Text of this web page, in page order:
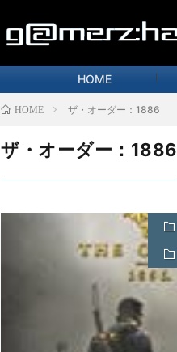
HOME
HOME ザ・オーダー：1886
ザ・オーダー：1886